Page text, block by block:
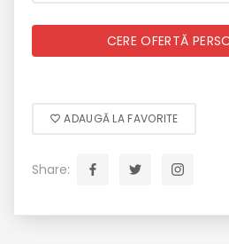
CERE OFERTĂ
ADAUGĂ LA FAVORITE
Share: